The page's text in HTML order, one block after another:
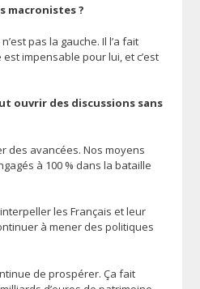
macronistes ?
pas la gauche. Il l’a fait
impensable pour lui, et c’est
ouvrir des discussions sans
des avancées. Nos moyens
à 100 % dans la bataille
les Français et leur
à mener des politiques
de prospérer. Ça fait